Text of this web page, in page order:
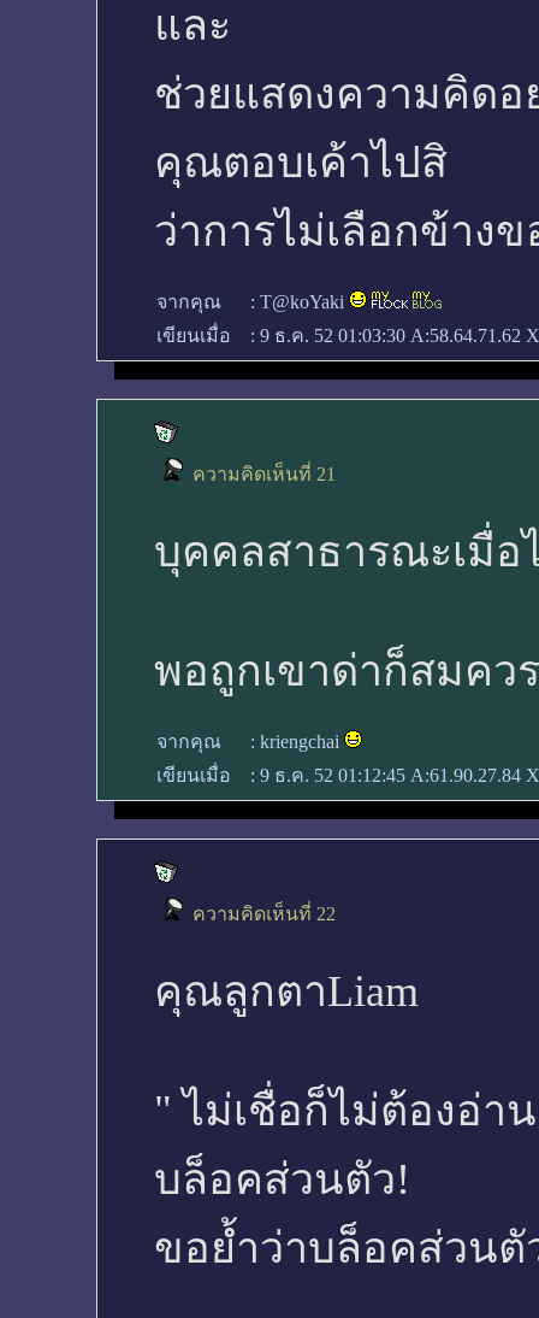
และ
ช่วยแสดงความคิดอ
คุณตอบเค้าไปสิ
ว่าการไม่เลือกข้าง
จากคุณ : T@koYaki
เขียนเมื่อ
: 9 ธ.ค. 52 01:03:30 A:58.64.71.62
ความคิดเห็นที่ 21
บุคคลสาธารณะเมื่อ
พอถูกเขาด่าก็สมคว
จากคุณ : kriengchai
เขียนเมื่อ
: 9 ธ.ค. 52 01:12:45 A:61.90.27.84
ความคิดเห็นที่ 22
คุณลูกตาLiam
" ไม่เชื่อก็ไม่ต้องอ่า
บล็อคส่วนตัว!
ขอย้ำว่าบล็อคส่วนตั